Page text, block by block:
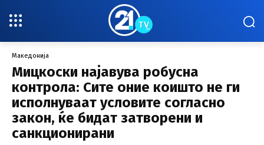
Македонија
Мицкоски најавува робусна
контрола: Сите оние коишто не ги
исполнуваат условите согласно
закон, ќе бидат затворени и
санкционирани